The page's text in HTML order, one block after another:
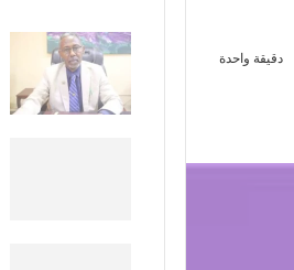
دقيقة واحدة